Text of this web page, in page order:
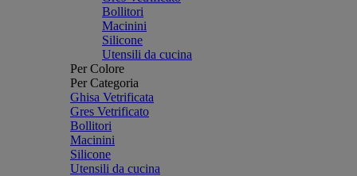
Bollitori
Macinini
Silicone
Utensili da cucina
Per Colore
Per Categoria
Ghisa Vetrificata
Gres Vetrificato
Bollitori
Macinini
Silicone
Utensili da cucina